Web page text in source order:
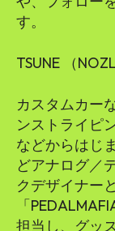
す。
TSUNE （
カスタムカー
ンストライピ
などからはじ
どアナログ／
クデザイナー
「
担当し、グッ